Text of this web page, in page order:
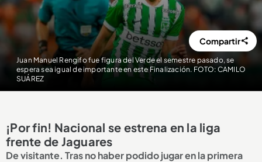
Juan Manuel Rengifo fue figura del Verde el semestre pasado, se
espera sea igual de importante en este Finalización. FOTO: CAMILO
SUÁREZ
Compartir
¡Por fin! Nacional se estrena en la liga
frente de Jaguares
De visitante. Tras no haber podido jugar en la primera